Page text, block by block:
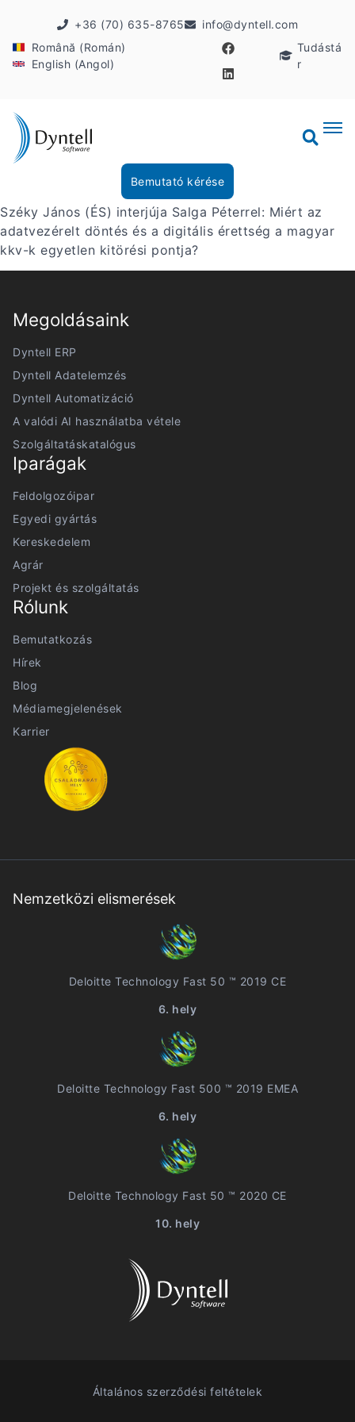
+36 (70) 635-8765
info@dyntell.com
Română (Román)
English (Angol)
Tudástá
r
Bemutató kérése
Széky János (ÉS) interjúja Salga Péterrel: Miért az
adatvezérelt döntés és a digitális érettség a magyar
kkv-k egyetlen kitörési pontja?
Megoldásaink
Dyntell ERP
Dyntell Adatelemzés
Dyntell Automatizáció
A valódi AI használatba vétele
Szolgáltatáskatalógus
Iparágak
Feldolgozóipar
Egyedi gyártás
Kereskedelem
Agrár
Projekt és szolgáltatás
Rólunk
Bemutatkozás
Hírek
Blog
Médiamegjelenések
Karrier
Nemzetközi elismerések
Deloitte Technology Fast 50 ™ 2019 CE
6. hely
Deloitte Technology Fast 500 ™ 2019 EMEA
6. hely
Deloitte Technology Fast 50 ™ 2020 CE
10. hely
Általános szerződési feltételek